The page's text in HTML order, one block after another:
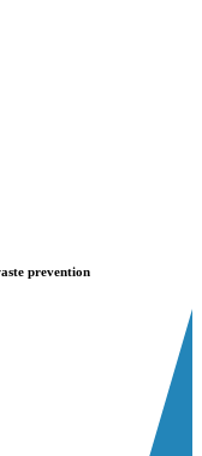
prevention